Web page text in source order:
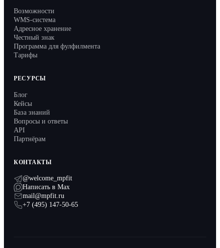
Возможности
WMS-система
Адресное хранение
Честный знак
Программа для фулфилмента
Тарифы
РЕСУРСЫ
Блог
Кейсы
База знаний
Вопросы и ответы
API
Партнёрам
КОНТАКТЫ
@welcome_mpfit
Написать в Max
mail@mpfit.ru
+7 (495) 147-50-65